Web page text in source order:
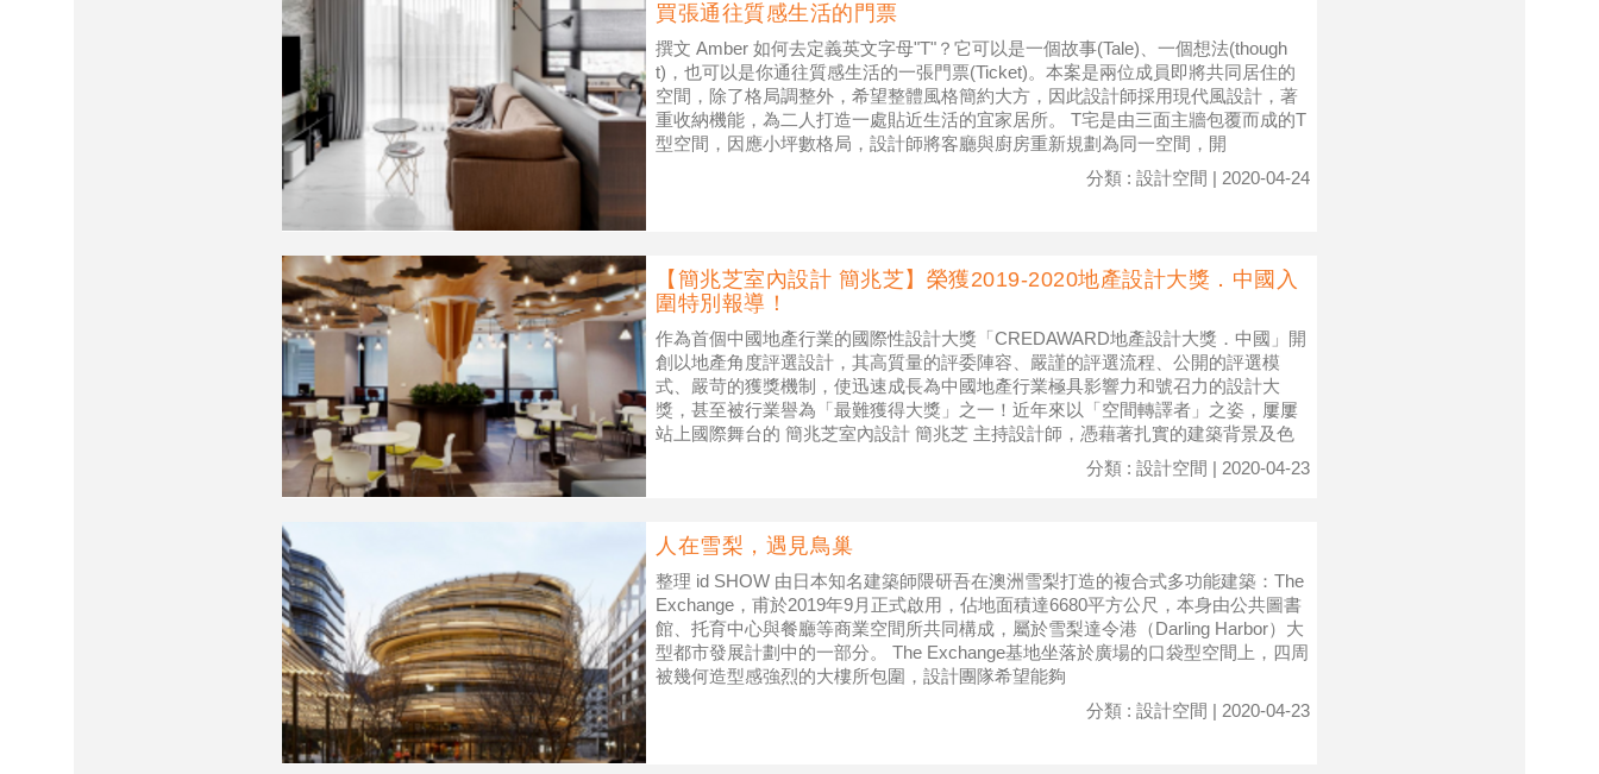
買張通往質感生活的門票
撰文 Amber 如何去定義英文字母"T"？它可以是一個故事(Tale)、一個想法(though
t)，也可以是你通往質感生活的一張門票(Ticket)。本案是兩位成員即將共同居住的
空間，除了格局調整外，希望整體風格簡約大方，因此設計師採用現代風設計，著
重收納機能，為二人打造一處貼近生活的宜家居所。 T宅是由三面主牆包覆而成的T
型空間，因應小坪數格局，設計師將客廳與廚房重新規劃為同一空間，開
分類 : 設計空間 | 2020-04-24
【簡兆芝室內設計 簡兆芝】榮獲2019-2020地產設計大獎．中國入
圍特別報導！
作為首個中國地產行業的國際性設計大獎「CREDAWARD地產設計大獎．中國」開
創以地產角度評選設計，其高質量的評委陣容、嚴謹的評選流程、公開的評選模
式、嚴苛的獲獎機制，使迅速成長為中國地產行業極具影響力和號召力的設計大
獎，甚至被行業譽為「最難獲得大獎」之一！近年來以「空間轉譯者」之姿，屢屢
站上國際舞台的 簡兆芝室內設計 簡兆芝 主持設計師，憑藉著扎實的建築背景及色
分類 : 設計空間 | 2020-04-23
人在雪梨，遇見鳥巢
整理 id SHOW 由日本知名建築師隈研吾在澳洲雪梨打造的複合式多功能建築：The
Exchange，甫於2019年9月正式啟用，佔地面積達6680平方公尺，本身由公共圖書
館、托育中心與餐廳等商業空間所共同構成，屬於雪梨達令港（Darling Harbor）大
型都市發展計劃中的一部分。 The Exchange基地坐落於廣場的口袋型空間上，四周
被幾何造型感強烈的大樓所包圍，設計團隊希望能夠
分類 : 設計空間 | 2020-04-23